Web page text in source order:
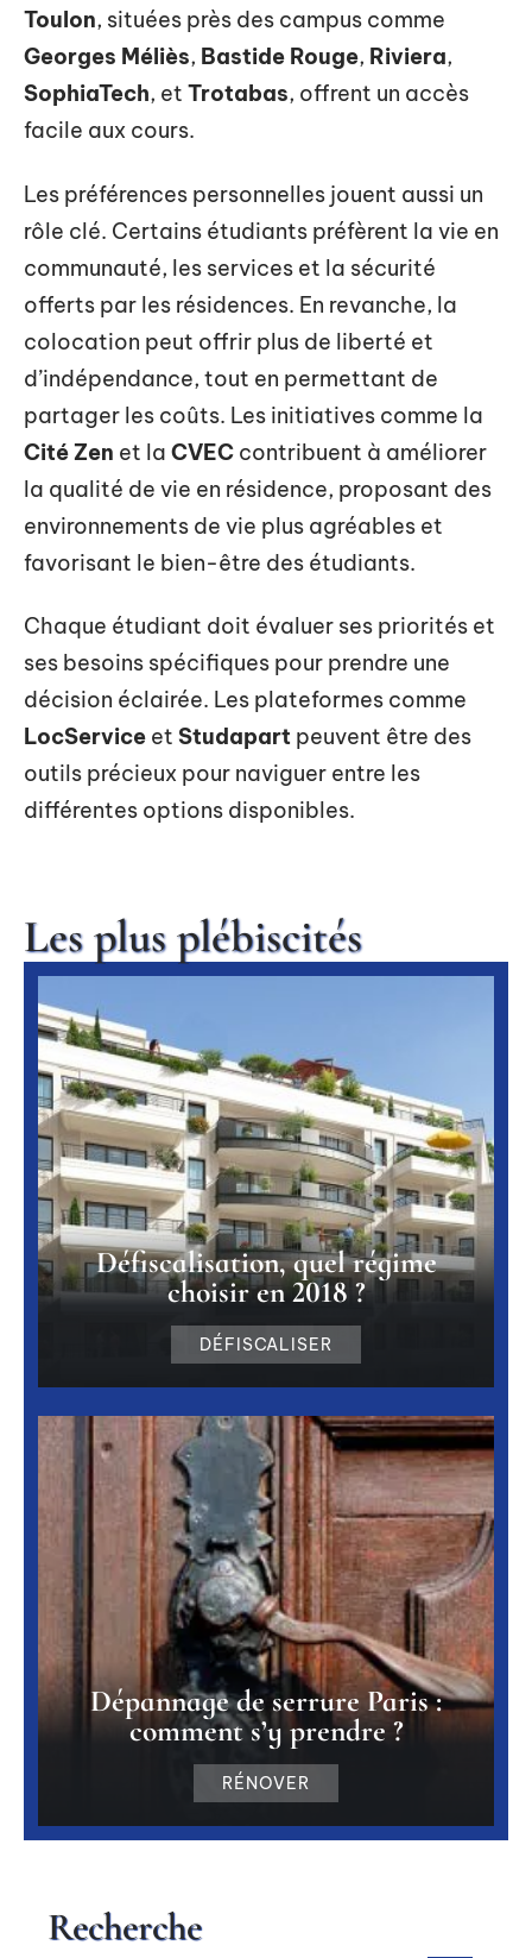
Toulon, situées près des campus comme
Georges Méliès, Bastide Rouge, Riviera,
SophiaTech, et Trotabas, offrent un accès
facile aux cours.
Les préférences personnelles jouent aussi un
rôle clé. Certains étudiants préfèrent la vie en
communauté, les services et la sécurité
offerts par les résidences. En revanche, la
colocation peut offrir plus de liberté et
d’indépendance, tout en permettant de
partager les coûts. Les initiatives comme la
Cité Zen et la CVEC contribuent à améliorer
la qualité de vie en résidence, proposant des
environnements de vie plus agréables et
favorisant le bien-être des étudiants.
Chaque étudiant doit évaluer ses priorités et
ses besoins spécifiques pour prendre une
décision éclairée. Les plateformes comme
LocService et Studapart peuvent être des
outils précieux pour naviguer entre les
différentes options disponibles.
Les plus plébiscités
Défiscalisation, quel régime
choisir en 2018 ?
DÉFISCALISER
Dépannage de serrure Paris :
comment s’y prendre ?
RÉNOVER
Recherche